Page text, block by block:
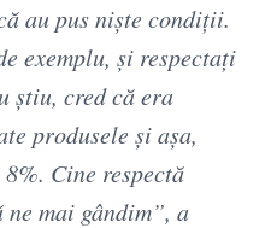
au pus niște condiții.
exemplu, și respectați
știu, cred că era
produsele și așa,
Cine respectă
mai gândim”, a